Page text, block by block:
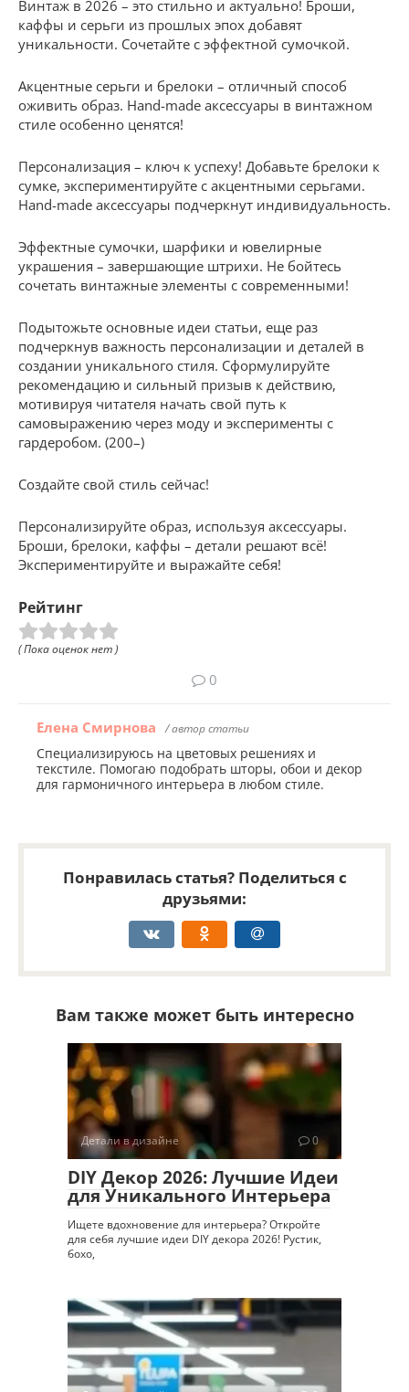
Винтаж в 2026 – это стильно и актуально! Броши,
каффы и серьги из прошлых эпох добавят
уникальности. Сочетайте с эффектной сумочкой.
Акцентные серьги и брелоки – отличный способ
оживить образ. Hand-made аксессуары в винтажном
стиле особенно ценятся!
Персонализация – ключ к успеху! Добавьте брелоки к
сумке, экспериментируйте с акцентными серьгами.
Hand-made аксессуары подчеркнут индивидуальность.
Эффектные сумочки, шарфики и ювелирные
украшения – завершающие штрихи. Не бойтесь
сочетать винтажные элементы с современными!
Подытожьте основные идеи статьи, еще раз
подчеркнув важность персонализации и деталей в
создании уникального стиля. Сформулируйте
рекомендацию и сильный призыв к действию,
мотивируя читателя начать свой путь к
самовыражению через моду и эксперименты с
гардеробом. (200–)
Создайте свой стиль сейчас!
Персонализируйте образ, используя аксессуары.
Броши, брелоки, каффы – детали решают всё!
Экспериментируйте и выражайте себя!
Рейтинг
( Пока оценок нет )
0
Елена Смирнова / автор статьи
Специализируюсь на цветовых решениях и
текстиле. Помогаю подобрать шторы, обои и декор
для гармоничного интерьера в любом стиле.
Понравилась статья? Поделиться с
друзьями:
Вам также может быть интересно
Детали в дизайне 0
DIY Декор 2026: Лучшие Идеи
для Уникального Интерьера
Ищете вдохновение для интерьера? Откройте
для себя лучшие идеи DIY декора 2026! Рустик,
бохо,